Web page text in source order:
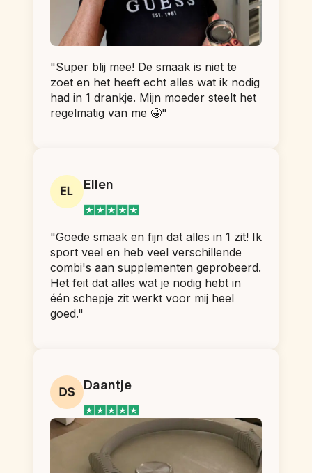
"Super blij mee! De smaak is niet te
zoet en het heeft echt alles wat ik nodig
had in 1 drankje. Mijn moeder steelt het
regelmatig van me 🤩"
Ellen
"Goede smaak en fijn dat alles in 1 zit! Ik
sport veel en heb veel verschillende
combi's aan supplementen geprobeerd.
Het feit dat alles wat je nodig hebt in
één schepje zit werkt voor mij heel
goed."
Daantje